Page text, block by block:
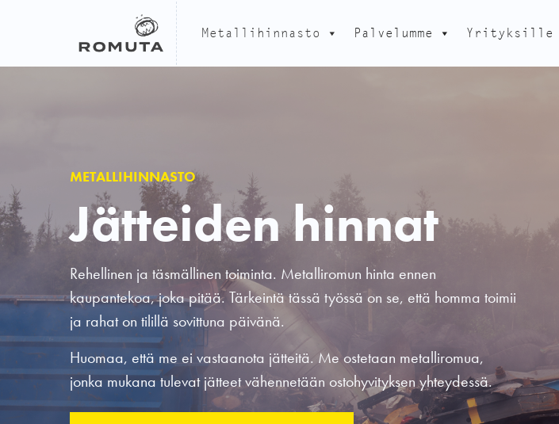
Metallihinnasto Palvelumme Yrityksille
METALLIHINNASTO
Jätteiden hinnat
Rehellinen ja täsmällinen toiminta. Metalliromun hinta ennen
kaupantekoa, joka pitää. Tärkeintä tässä työssä on se, että homma toimii
ja rahat on tilillä sovittuna päivänä.
Huomaa, että me ei vastaanota jätteitä. Me ostetaan metalliromua,
jonka mukana tulevat jätteet vähennetään ostohyvityksen yhteydessä.